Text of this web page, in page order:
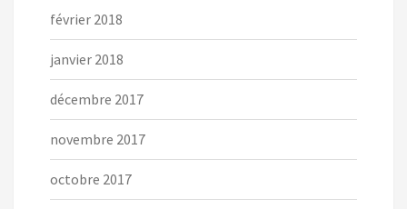
février 2018
janvier 2018
décembre 2017
novembre 2017
octobre 2017